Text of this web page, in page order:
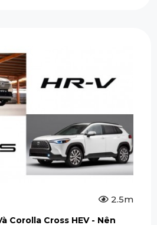
2.5m
Corolla Cross HEV - Nên